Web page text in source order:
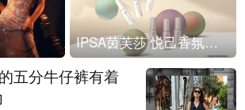
IPSA茵芙莎 悦己香氛凝露上市
五分牛仔裤有着